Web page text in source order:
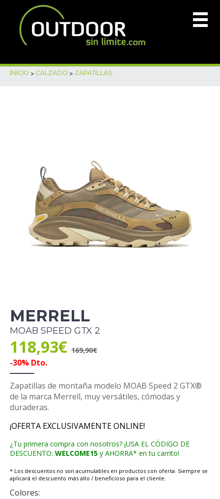
INICIO > CALZADO > ZAPATILLAS
MERRELL
MOAB SPEED GTX 2
118,93€ 169,90€
-30% Dto.
Zapatillas de montaña modelo MOAB Speed 2 GTX®
de la marca Merrell, muy versátiles, cómodas y
duraderas.
¡OFERTA EXCLUSIVAMENTE ONLINE!
¿Tu primera compra con nosotros? ¡USA EL CÓDIGO DE
DESCUENTO: WELCOME15 y AHORRA* en tu carrito!
* Los descuentos no son acumulables en productos con oferta. Siempre se
aplicará el descuento más alto / beneficioso para el cliente.
Colores: